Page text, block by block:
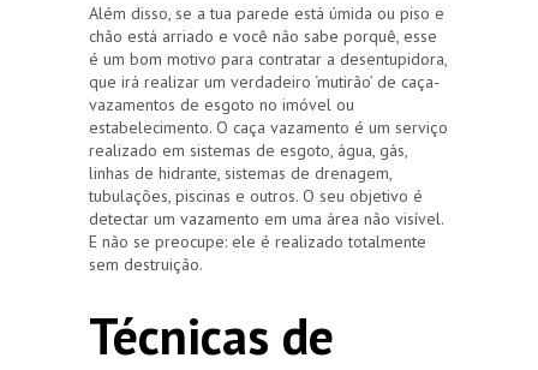
Além disso, se a tua parede está úmida ou piso e
chão está arriado e você não sabe porquê, esse
é um bom motivo para contratar a desentupidora,
que irá realizar um verdadeiro ‘mutirão’ de caça-
vazamentos de esgoto no imóvel ou
estabelecimento. O caça vazamento é um serviço
realizado em sistemas de esgoto, água, gás,
linhas de hidrante, sistemas de drenagem,
tubulações, piscinas e outros. O seu objetivo é
detectar um vazamento em uma área não visível.
E não se preocupe: ele é realizado totalmente
sem destruição.
Técnicas de